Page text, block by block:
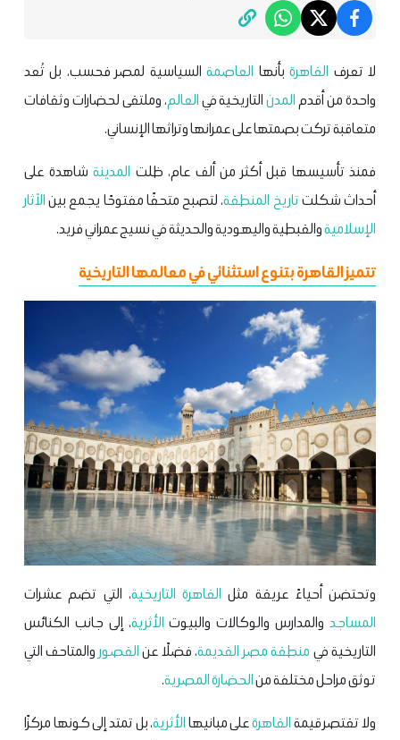
لا تعرف القاهرةبأنها العاصمةالسياسية لمصر فحسب، بل تُعد
واحدة من أقدم المدنالتاريخية فيالعالم، وملتقى لحضارات وثقافات
متعاقبة تركت بصمتها على عمرانها وتراثها الإنساني.
فمنذ تأسيسها قبل أكثر من ألف عام، ظلت المدينة شاهدة على
أحداث شكلتتاريخ المنطقة، لتصبح متحفًا مفتوحًا يجمع بينالآثار
الإسلاميةوالقبطية واليهودية والحديثة في نسيج عمراني فريد.
تتميز القاهرة بتنوع استثنائي في معالمها التاريخية
وتحتضن أحياءً عريقة مثل القاهرة التاريخية، التي تضم عشرات
المساجدوالمدارس والوكالات والبيوت الأثرية، إلى جانب الكنائس
التاريخية في منطقةمصر القديمة، فضلًا عنالقصور والمتاحف التي
توثق مراحل مختلفة منالحضارة المصرية.
ولا تقتصر قيمةالقاهرةعلى مبانيهاالأثرية، بل تمتد إلى كونها مركزًا